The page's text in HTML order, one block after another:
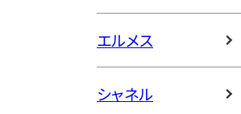
エルメス
シャネル